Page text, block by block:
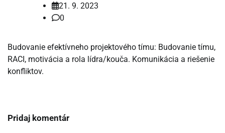
21. 9. 2023
0
Budovanie efektívneho projektového tímu: Budovanie tímu,
RACI, motivácia a rola lídra/kouča. Komunikácia a riešenie
konfliktov.
Pridaj komentár